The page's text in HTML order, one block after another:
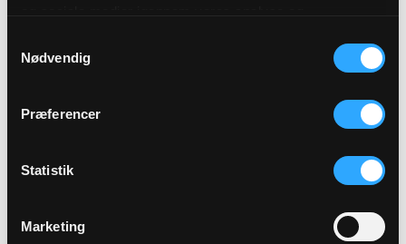
af cookies under "Detaljer" eller ved at klikke videre til
vores Cookiepolitik, som du finder i bunden af vores
Nødvendig
Præferencer
Statistik
Marketing